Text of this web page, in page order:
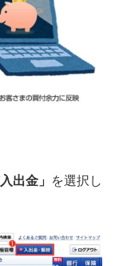
出金」
を選択し